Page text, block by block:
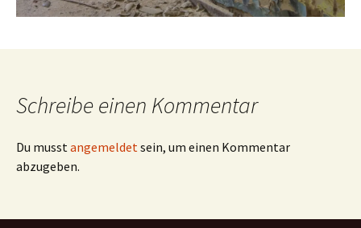
Schreibe einen Kommentar
Du musstangemeldetsein, um einen Kommentar
abzugeben.